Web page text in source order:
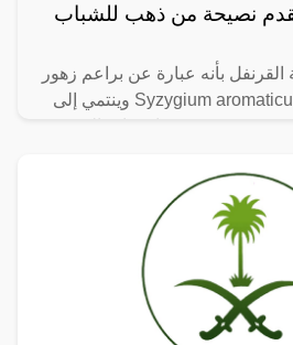
نصيحة من ذهب للشباب
بأنه عبارة عن براعم زهور
مجففة من شجرة “Syzygium aromaticum وينتمي إلى